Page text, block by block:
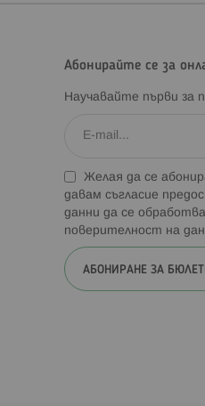
Абонирайте се за
Научавайте първи за
Желая да се
давам съгласие
данни да се
поверителност на
АБОНИРАНЕ ЗА